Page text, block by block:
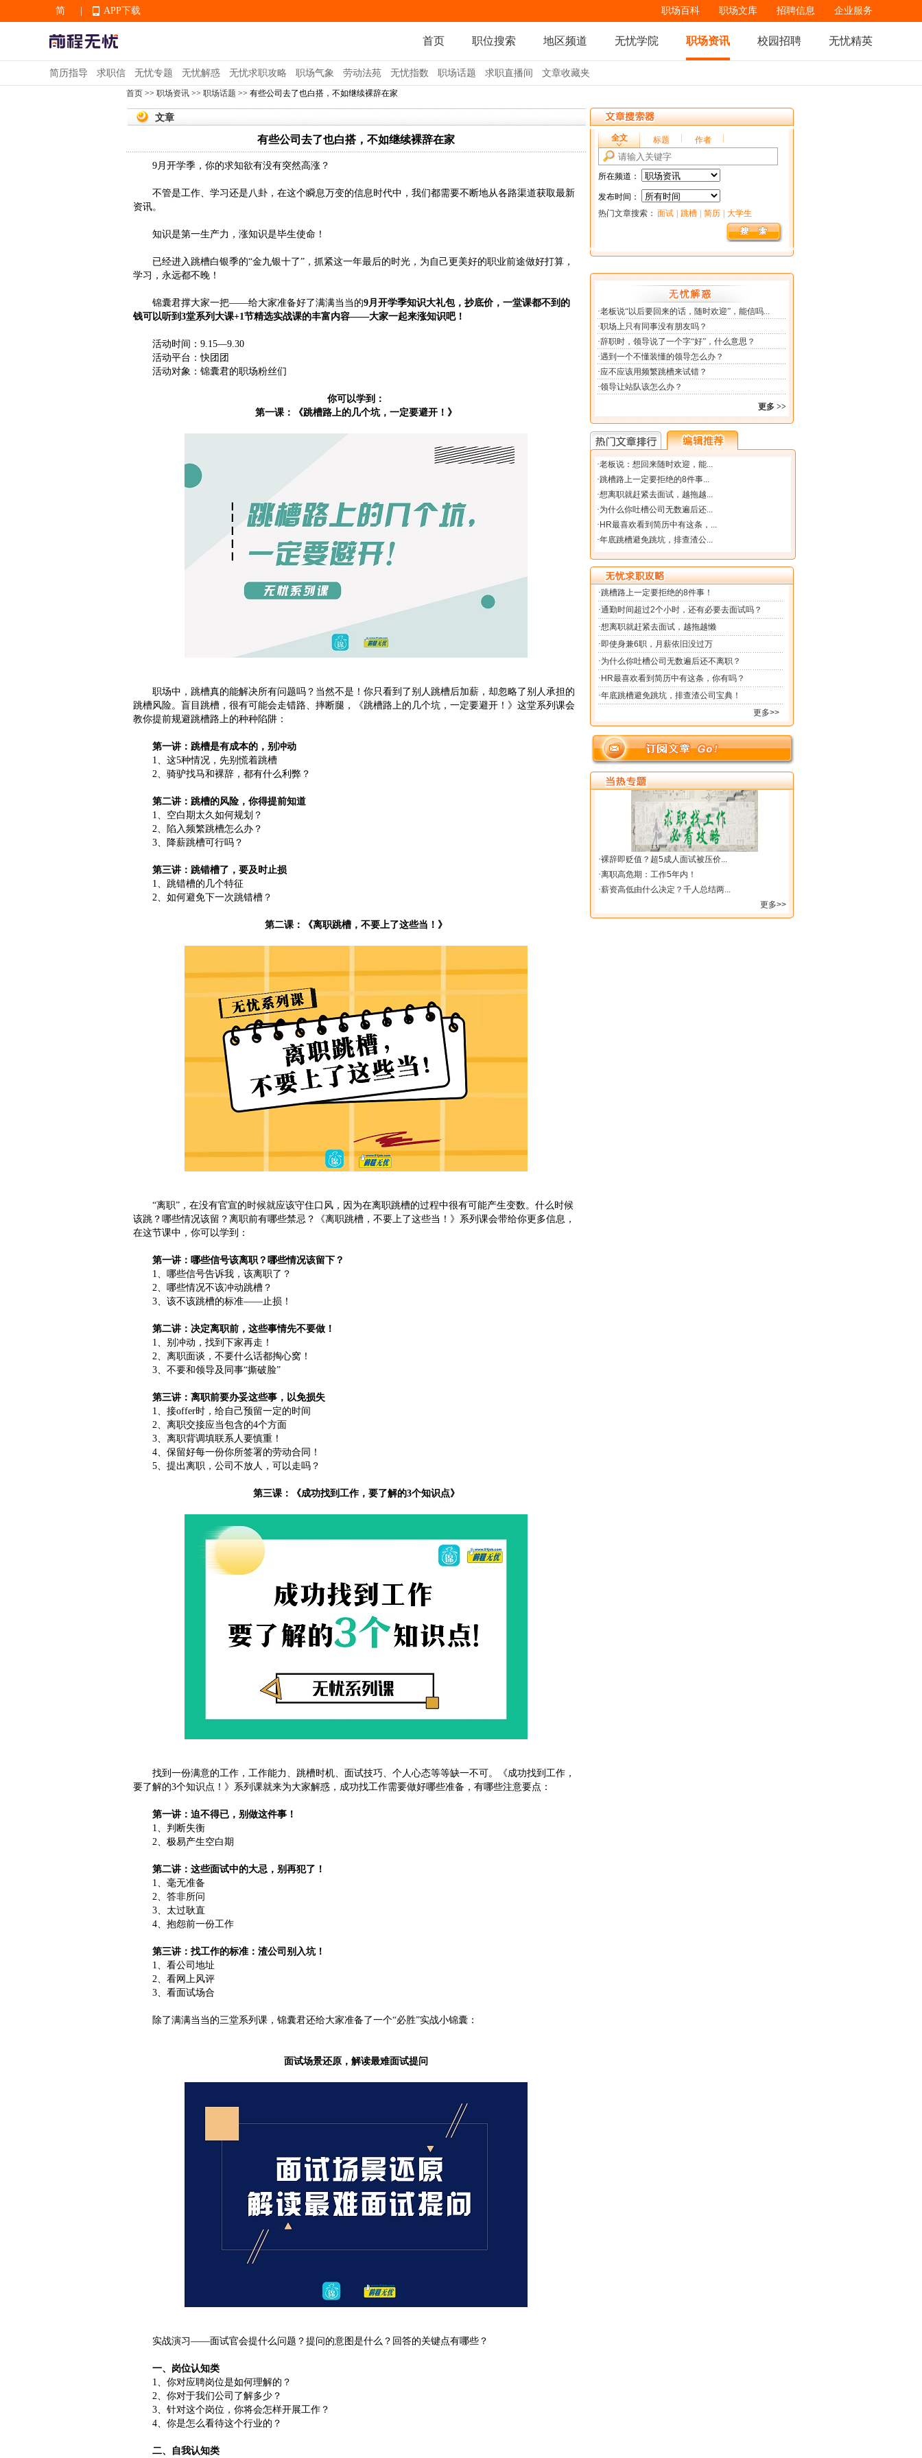
简
EN
APP下载
APP下载
职场百科 职场文库 招聘信息 企业服务
首页 职位搜索 地区频道 无忧学院 职场资讯 校园招聘 无忧精英
简历指导 求职信 无忧专题 无忧解惑 无忧求职攻略 职场气象 劳动法苑 无忧指数 职场话题 求职直播间 文章收藏夹
首页 >> 职场资讯 >> 职场话题 >> 有些公司去了也白搭，不如继续裸辞在家
文章
有些公司去了也白搭，不如继续裸辞在家
9月开学季，你的求知欲有没有突然高涨？
不管是工作、学习还是八卦，在这个瞬息万变的信息时代中，我们都需要不断地从各路渠道获取最新
资讯。
知识是第一生产力，涨知识是毕生使命！
已经进入跳槽白银季的“金九银十了”，抓紧这一年最后的时光，为自己更美好的职业前途做好打算，
学习，永远都不晚！
锦囊君撑大家一把——给大家准备好了满满当当的9月开学季知识大礼包，抄底价，一堂课都不到的
钱可以听到3堂系列大课+1节精选实战课的丰富内容——大家一起来涨知识吧！
活动时间：9.15—9.30
活动平台：快团团
活动对象：锦囊君的职场粉丝们
你可以学到：
第一课：《跳槽路上的几个坑，一定要避开！》
职场中，跳槽真的能解决所有问题吗？当然不是！你只看到了别人跳槽后加薪，却忽略了别人承担的
跳槽风险。盲目跳槽，很有可能会走错路、摔断腿，《跳槽路上的几个坑，一定要避开！》这堂系列课会
教你提前规避跳槽路上的种种陷阱：
第一讲：跳槽是有成本的，别冲动
1、这5种情况，先别慌着跳槽
2、骑驴找马和裸辞，都有什么利弊？
第二讲：跳槽的风险，你得提前知道
1、空白期太久如何规划？
2、陷入频繁跳槽怎么办？
3、降薪跳槽可行吗？
第三讲：跳错槽了，要及时止损
1、跳错槽的几个特征
2、如何避免下一次跳错槽？
第二课：《离职跳槽，不要上了这些当！》
“离职”，在没有官宣的时候就应该守住口风，因为在离职跳槽的过程中很有可能产生变数。什么时候
该跳？哪些情况该留？离职前有哪些禁忌？《离职跳槽，不要上了这些当！》系列课会带给你更多信息，
在这节课中，你可以学到：
第一讲：哪些信号该离职？哪些情况该留下？
1、哪些信号告诉我，该离职了？
2、哪些情况不该冲动跳槽？
3、该不该跳槽的标准——止损！
第二讲：决定离职前，这些事情先不要做！
1、别冲动，找到下家再走！
2、离职面谈，不要什么话都掏心窝！
3、不要和领导及同事“撕破脸”
第三讲：离职前要办妥这些事，以免损失
1、接offer时，给自己预留一定的时间
2、离职交接应当包含的4个方面
3、离职背调填联系人要慎重！
4、保留好每一份你所签署的劳动合同！
5、提出离职，公司不放人，可以走吗？
第三课：《成功找到工作，要了解的3个知识点》
找到一份满意的工作，工作能力、跳槽时机、面试技巧、个人心态等等缺一不可。《成功找到工作，
要了解的3个知识点！》系列课就来为大家解惑，成功找工作需要做好哪些准备，有哪些注意要点：
第一讲：迫不得已，别做这件事！
1、判断失衡
2、极易产生空白期
第二讲：这些面试中的大忌，别再犯了！
1、毫无准备
2、答非所问
3、太过耿直
4、抱怨前一份工作
第三讲：找工作的标准：渣公司别入坑！
1、看公司地址
2、看网上风评
3、看面试场合
除了满满当当的三堂系列课，锦囊君还给大家准备了一个“必胜”实战小锦囊：
面试场景还原，解读最难面试提问
实战演习——面试官会提什么问题？提问的意图是什么？回答的关键点有哪些？
一、岗位认知类
1、你对应聘岗位是如何理解的？
2、你对于我们公司了解多少？
3、针对这个岗位，你将会怎样开展工作？
4、你是怎么看待这个行业的？
二、自我认知类